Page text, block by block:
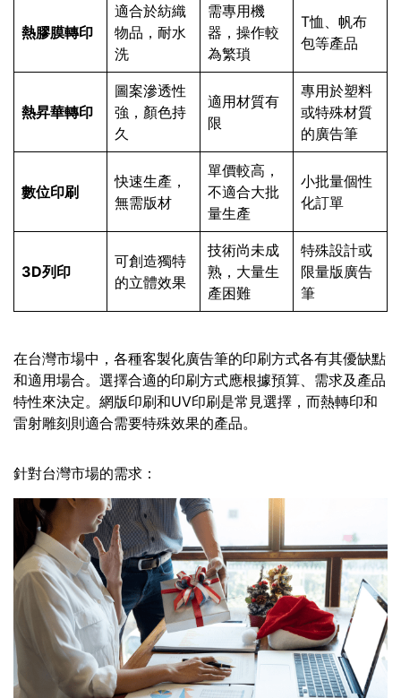
熱膠膜轉印
適合於紡織
物品，耐水
洗
需專用機
器，操作較
為繁瑣
T恤、帆布
包等產品
熱昇華轉印
圖案滲透性
強，顏色持
久
適用材質有
限
專用於塑料
或特殊材質
的廣告筆
數位印刷
快速生產，
無需版材
單價較高，
不適合大批
量生產
小批量個性
化訂單
3D列印
可創造獨特
的立體效果
技術尚未成
熟，大量生
產困難
特殊設計或
限量版廣告
筆
在台灣市場中，各種客製化廣告筆的印刷方式各有其優缺點
和適用場合。選擇合適的印刷方式應根據預算、需求及產品
特性來決定。網版印刷和UV印刷是常見選擇，而熱轉印和
雷射雕刻則適合需要特殊效果的產品。
針對台灣市場的需求：